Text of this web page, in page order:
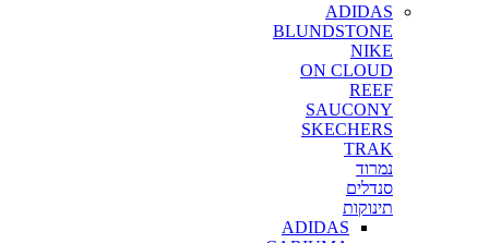
ADIDAS
BLUNDSTONE
NIKE
ON CLOUD
REEF
SAUCONY
SKECHERS
TRAK
נמרוד
סנדלים
תינוקות
ADIDAS